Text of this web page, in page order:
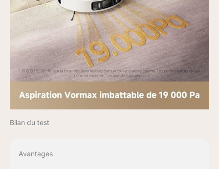
Bilan du test
Avantages